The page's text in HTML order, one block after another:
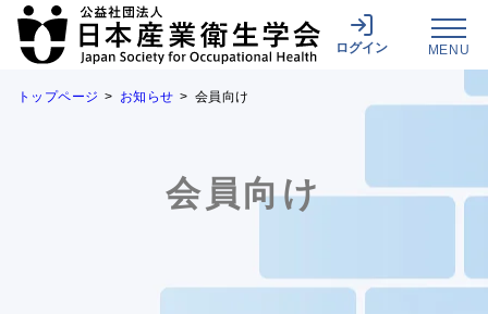
ログイン MENU
トップページ お知らせ 会員向け
会員向け